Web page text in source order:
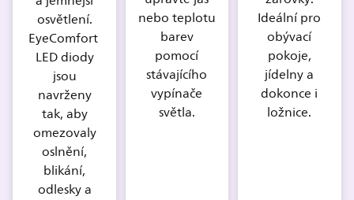
osvětlení.
EyeComfort
LED diody
jsou
navrženy
tak, aby
omezovaly
oslnění,
blikání,
odlesky a
nebo teplotu
barev
pomocí
stávajícího
vypínače
světla.
Ideální pro
obývací
pokoje,
jídelny a
dokonce i
ložnice.